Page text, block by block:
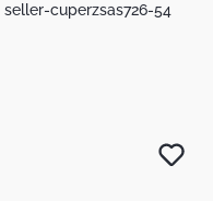
seller-cuperzsas726-54